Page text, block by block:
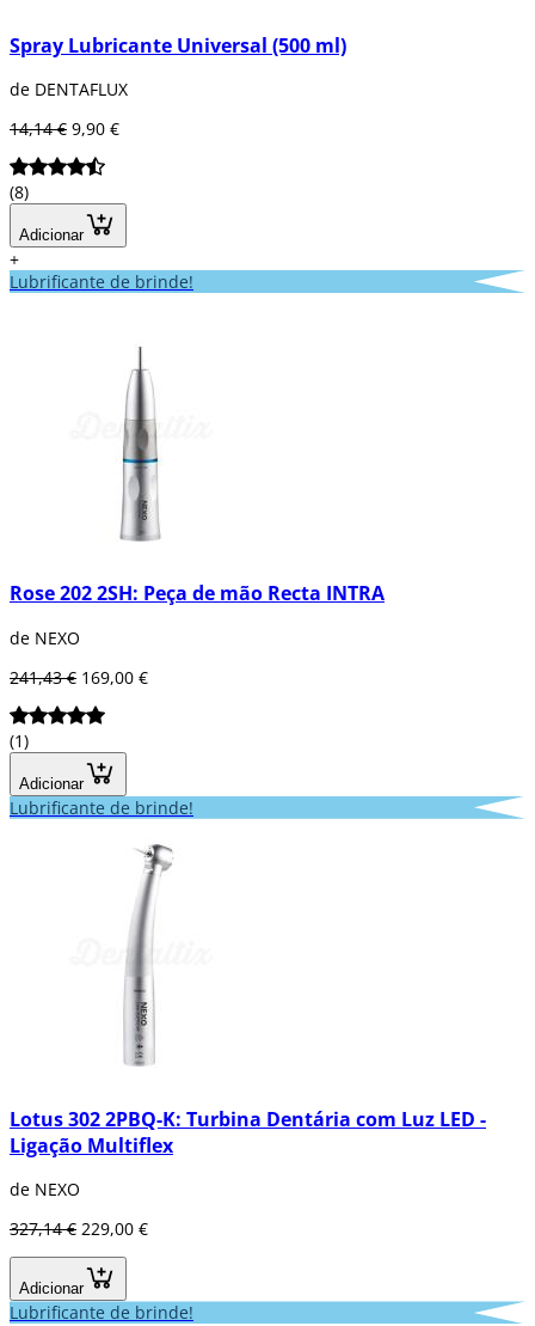
Spray Lubricante Universal (500 ml)
de DENTAFLUX
14,14 € 9,90 €
(8)
Adicionar
+
Lubrificante de brinde!
Rose 202 2SH: Peça de mão Recta INTRA
de NEXO
241,43 € 169,00 €
(1)
Adicionar
Lubrificante de brinde!
Lotus 302 2PBQ-K: Turbina Dentária com Luz LED -
Ligação Multiflex
de NEXO
327,14 € 229,00 €
Adicionar
Lubrificante de brinde!